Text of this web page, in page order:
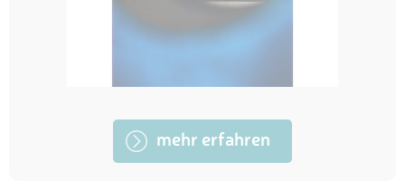
mehr erfahren